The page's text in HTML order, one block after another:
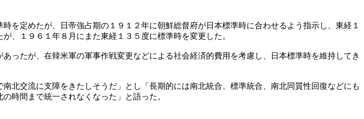
を定めたが、日帝強占期の１９１２年に朝鮮総督府が日本標準時に合わせるよう指示し、東経１
、１９６１年８月にまた東経１３５度に標準時を変更した。
ったが、在韓米軍の軍事作戦変更などによる社会経済的費用を考慮し、日本標準時を維持してき
北交流に支障をきたしそうだ」とし「長期的には南北統合、標準統合、南北同質性回復などにも
時間まで統一されなくなった」と語った。